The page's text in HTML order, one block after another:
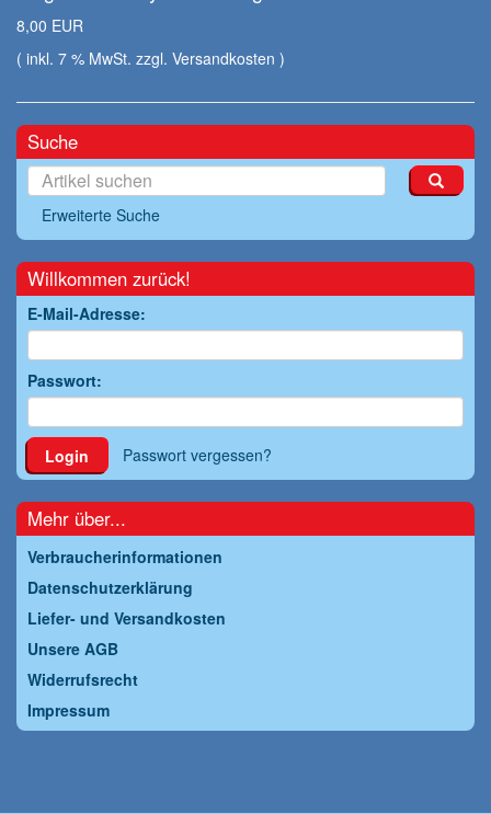
8,00 EUR
( inkl. 7 % MwSt. zzgl. Versandkosten )
Suche
Erweiterte Suche
Willkommen zurück!
E-Mail-Adresse:
Passwort:
Login Passwort vergessen?
Mehr über...
Verbraucherinformationen
Datenschutzerklärung
Liefer- und Versandkosten
Unsere AGB
Widerrufsrecht
Impressum